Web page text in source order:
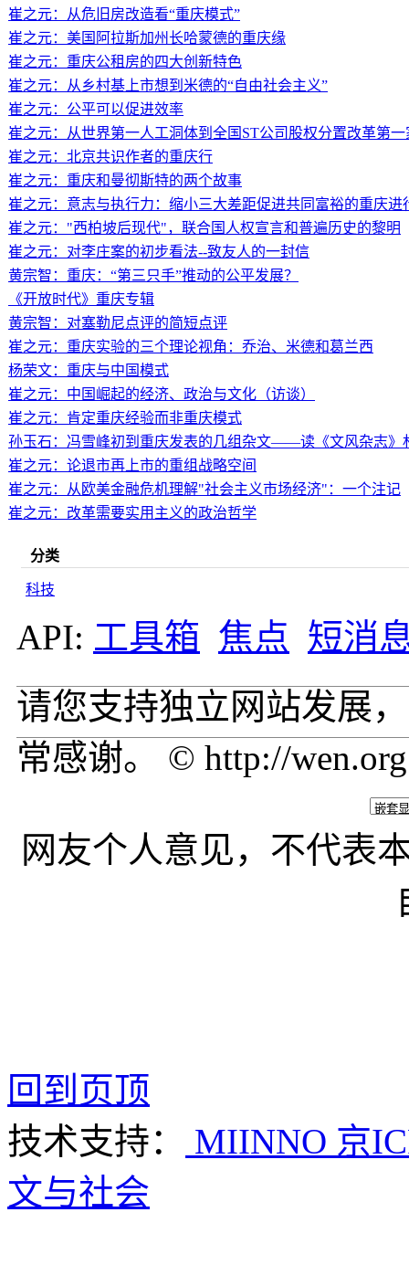
崔之元：从危旧房改造看“重庆模式”
崔之元：美国阿拉斯加州长哈蒙德的重庆缘
崔之元：重庆公租房的四大创新特色
崔之元：从乡村基上市想到米德的“自由社会主义”
崔之元：公平可以促进效率
崔之元：从世界第一人工洞体到全国ST公司股权分置改革第一
崔之元：北京共识作者的重庆行
崔之元：重庆和曼彻斯特的两个故事
崔之元：意志与执行力：缩小三大差距促进共同富裕的重庆进
崔之元："西柏坡后现代"，联合国人权宣言和普遍历史的黎明
崔之元：对李庄案的初步看法--致友人的一封信
黄宗智：重庆：“第三只手”推动的公平发展？
《开放时代》重庆专辑
黄宗智：对塞勒尼点评的简短点评
崔之元：重庆实验的三个理论视角：乔治、米德和葛兰西
杨荣文：重庆与中国模式
崔之元：中国崛起的经济、政治与文化（访谈）
崔之元：肯定重庆经验而非重庆模式
孙玉石：冯雪峰初到重庆发表的几组杂文——读《文风杂志》
崔之元：论退市再上市的重组战略空间
崔之元：从欧美金融危机理解"社会主义市场经济"：一个注记
崔之元：改革需要实用主义的政治哲学
分类
科技
API: 工具箱 焦点 短消
请您支持独立网站发展
常感谢。 © http://
网友个人意见，不代表
回到页顶
技术支持：
MIINNO 京
文与社会